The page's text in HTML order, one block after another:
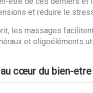
et réduire le
les massages
et oligoéléments
au cœur du bien-